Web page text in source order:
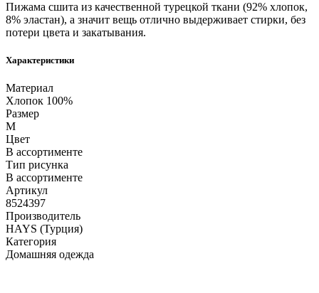
Пижама сшита из качественной турецкой ткани (92% хлопок,
8% эластан), а значит вещь отлично выдерживает стирки, без
потери цвета и закатывания.
Характеристики
Материал
Хлопок 100%
Размер
M
Цвет
В ассортименте
Тип рисунка
В ассортименте
Артикул
8524397
Производитель
HAYS (Турция)
Категория
Домашняя одежда